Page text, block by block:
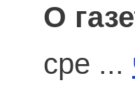
О
сре ...